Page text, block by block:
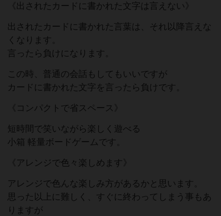
《出されたカードに書かれた文字は言えない》
出されたカードに書かれた言葉は、それ以降言えな
くなります。
言ったら負けになります。
この時、普通の会話もしてもいいですが
カードに書かれた文字を言ったら負けです。
《コンパクトで省スペース》
短時間で笑いながら楽しく遊べる
小箱 軽量ボードゲームです。
《アレンジで色々楽しめます》
アレンジで色んな楽しみ方があるかと思います。
思った以上に難しく、すぐに終わってしまう事もあ
りますが